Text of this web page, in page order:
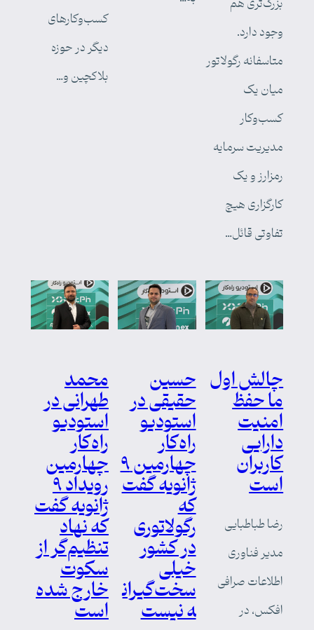
بزرگ‌تری هم
وجود دارد.
متاسفانه رگولاتور
میان یک
کسب‌وکار
مدیریت سرمایه
رمزارز و یک
کارگزاری هیچ
تفاوتی قائل…
کسب‌وکارهای
دیگر در حوزه
بلاکچین و…
چالش اول
ما حفظ
امنیت
دارایی
کاربران
است
رضا طباطبایی
مدیر فناوری
اطلاعات صرافی
افکس، در
حسین
حقیقی در
استودیو
راه‌کار
چهارمین ۹
ژانویه گفت
که
رگولاتوری
در کشور
خیلی
سخت‌گیران
ه نیست
محمد
طهرانی در
استودیو
راه‌کار
چهارمین
رویداد ۹
ژانویه گفت
که نهاد
تنظیم‌گر از
سکوت
خارج شده
است